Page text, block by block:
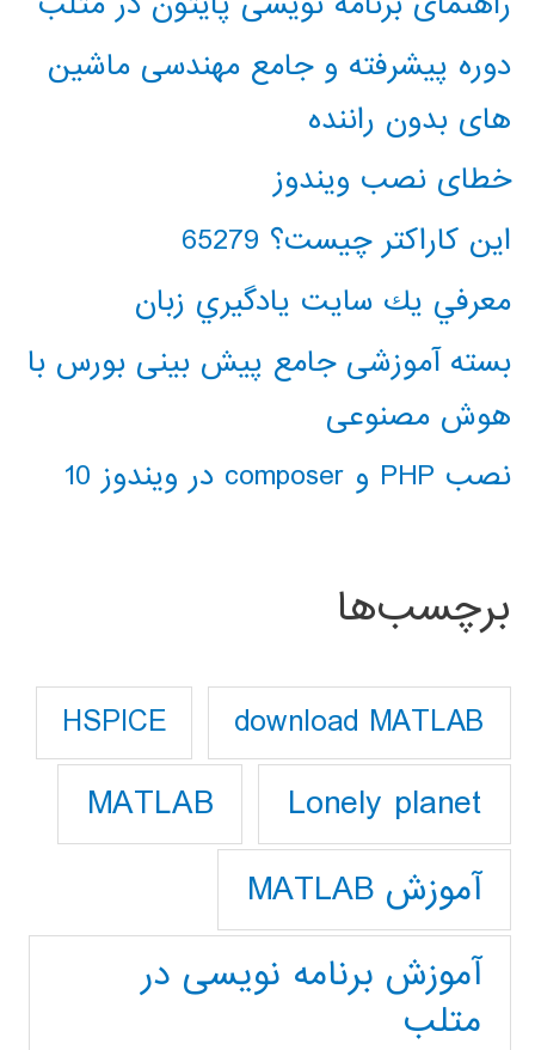
دوره پیشرفته و جامع مهندسی ماشین
های بدون راننده
خطای نصب ویندوز
این کاراکتر چیست؟ 65279
معرفي يك سايت يادگيري زبان
بسته آموزشی جامع پیش بینی بورس با
هوش مصنوعی
نصب PHP و composer در ویندوز 10
برچسب‌ها
download MATLAB
HSPICE
Lonely planet
MATLAB
آموزش MATLAB
آموزش برنامه نویسی در
متلب